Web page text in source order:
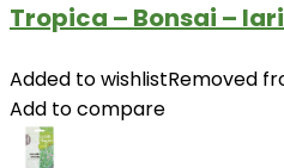
Tropica – Bonsai –
Added to wishlistRemoved
Add to compare